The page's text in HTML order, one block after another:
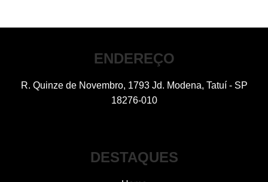
ENDEREÇO
R. Quinze de Novembro, 1793 Jd. Modena, Tatuí - SP
18276-010
DESTAQUES